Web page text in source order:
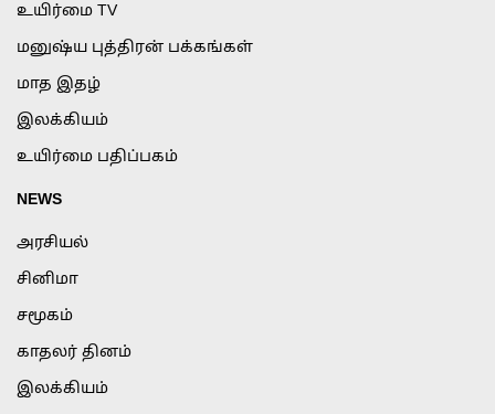
உயிர்மை TV
மனுஷ்ய புத்திரன் பக்கங்கள்
மாத இதழ்
இலக்கியம்
உயிர்மை பதிப்பகம்
NEWS
அரசியல்
சினிமா
சமூகம்
காதலர் தினம்
இலக்கியம்